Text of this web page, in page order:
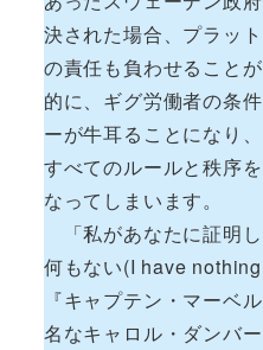
決された場合、プラッ
の責任も負わせること
的に、ギグ労働者の条
ーが牛耳ることになり
すべてのルールと秩序
なってしまいます。
「私があなたに証明
何もない(I have
『キャプテン・マーベ
名なキャロル・ダンバ